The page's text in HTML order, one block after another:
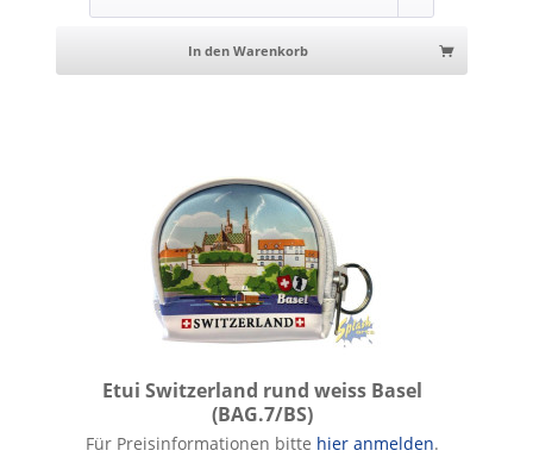
In den Warenkorb
Etui Switzerland rund weiss Basel
(BAG.7/BS)
Etui Switzerland rund weiss Basel
Für Preisinformationen bitte hier anmelden.